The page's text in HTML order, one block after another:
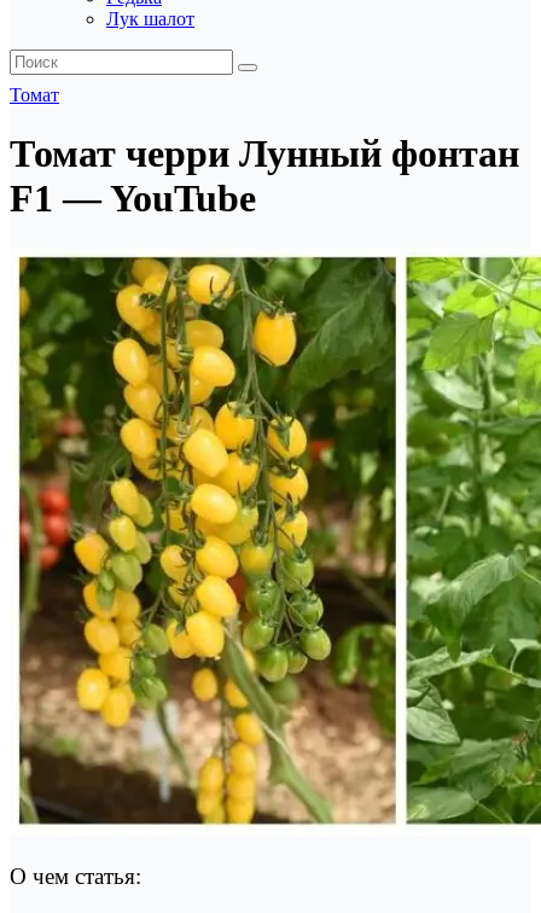
Лук шалот
Томат
Томат черри Лунный фонтан
F1 — YouTube
О чем статья: